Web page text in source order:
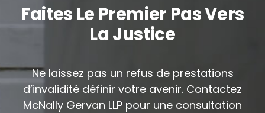
Faites Le Premier Pas Vers
La Justice
Ne laissez pas un refus de prestations
d’invalidité définir votre avenir. Contactez
McNally Gervan LLP pour une consultation